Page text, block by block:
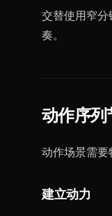
交替使用窄
奏。
动作序列
动作场景需要
建立动力